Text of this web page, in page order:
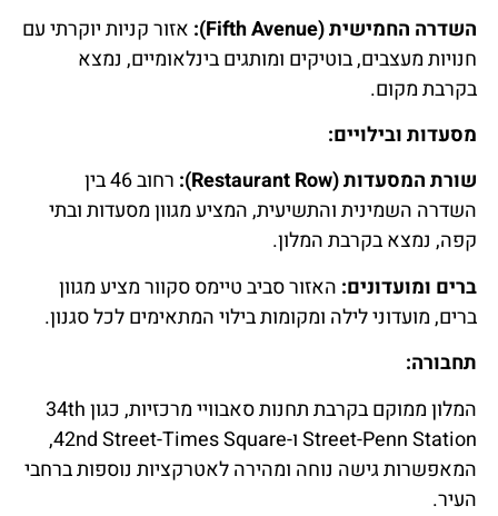
השדרה החמישית (Fifth Avenue):
אזור קניות יוקרתי עם
חנויות מעצבים, בוטיקים ומותגים בינלאומיים, נמצא
בקרבת מקום.
מסעדות ובילויים:
שורת המסעדות (Restaurant Row):
רחוב 46 בין
השדרה השמינית והתשיעית, המציע מגוון מסעדות ובתי
קפה, נמצא בקרבת המלון.
ברים ומועדונים: האזור סביב טיימס סקוור מציע מגוון
ברים, מועדוני לילה ומקומות בילוי המתאימים לכל סגנון.
תחבורה:
המלון ממוקם בקרבת תחנות סאבוויי מרכזיות, כגון 34th
Street-Penn Station ו-42nd Street-Times Square,
המאפשרות גישה נוחה ומהירה לאטרקציות נוספות ברחבי
העיר.